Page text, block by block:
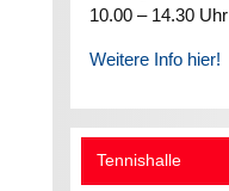
10.00 – 14.30 Uhr
Weitere Info hier!
Tennishalle